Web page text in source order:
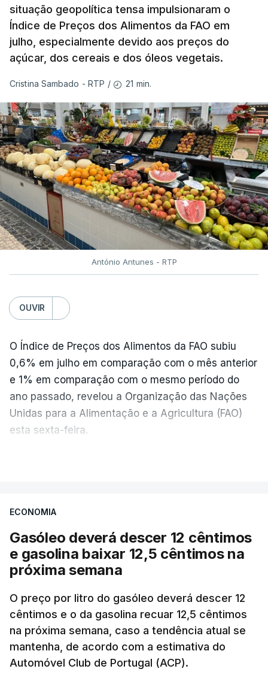
situação geopolítica tensa impulsionaram o
Índice de Preços dos Alimentos da FAO em
julho, especialmente devido aos preços do
açúcar, dos cereais e dos óleos vegetais.
Cristina Sambado - RTP / 21 min.
António Antunes - RTP
OUVIR
O Índice de Preços dos Alimentos da FAO subiu
0,6% em julho em comparação com o mês anterior
e 1% em comparação com o mesmo período do
ano passado, revelou a Organização das Nações
Unidas para a Alimentação e a Agricultura (FAO)
esta sexta-feira.
com ondas de calor no Verão e conflitos na
Ucrânia e no Médio Oriente a elevar os
custos das colheitas.
O índice, que acompanha as variações mensais
de um cabaz de produtos alimentares
comercializados internacionalmente, subiu para
131,1 pontos em julho, face aos 130,3 de junho.
O aumento dos preços dos alimentos básicos
ECONOMIA
Gasóleo deverá descer 12 cêntimos
e gasolina baixar 12,5 cêntimos na
próxima semana
O preço por litro do gasóleo deverá descer 12
cêntimos e o da gasolina recuar 12,5 cêntimos
na próxima semana, caso a tendência atual se
mantenha, de acordo com a estimativa do
Automóvel Club de Portugal (ACP).